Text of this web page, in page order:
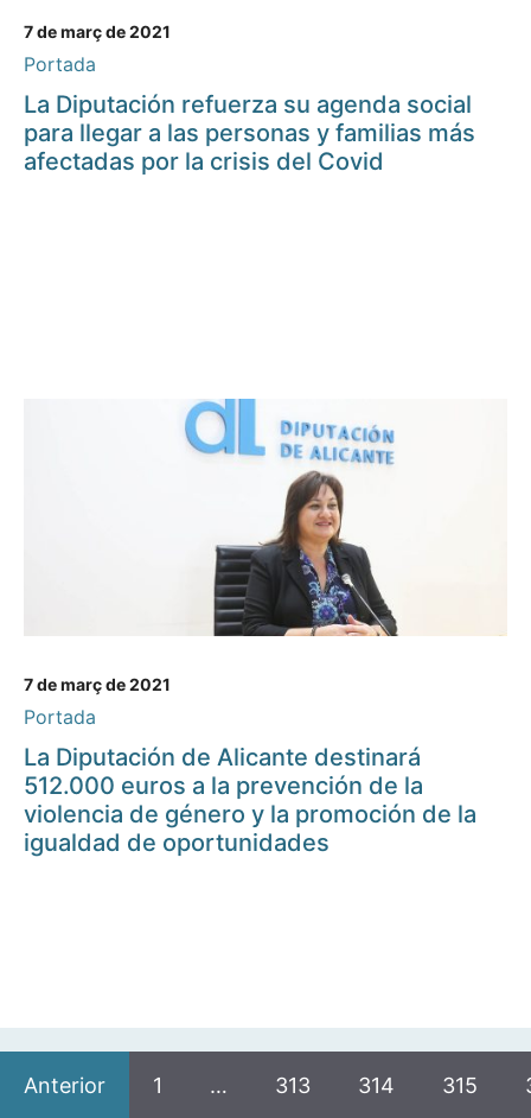
7 de març de 2021
Portada
La Diputación refuerza su agenda social
para llegar a las personas y familias más
afectadas por la crisis del Covid
7 de març de 2021
Portada
La Diputación de Alicante destinará
512.000 euros a la prevención de la
violencia de género y la promoción de la
igualdad de oportunidades
Anterior 1 … 313 314 315